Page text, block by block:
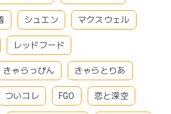
シュエン マクスウェル
レッドフード
きゃらっぴん きゃらとりあ
ついコレ FGO 恋と深空